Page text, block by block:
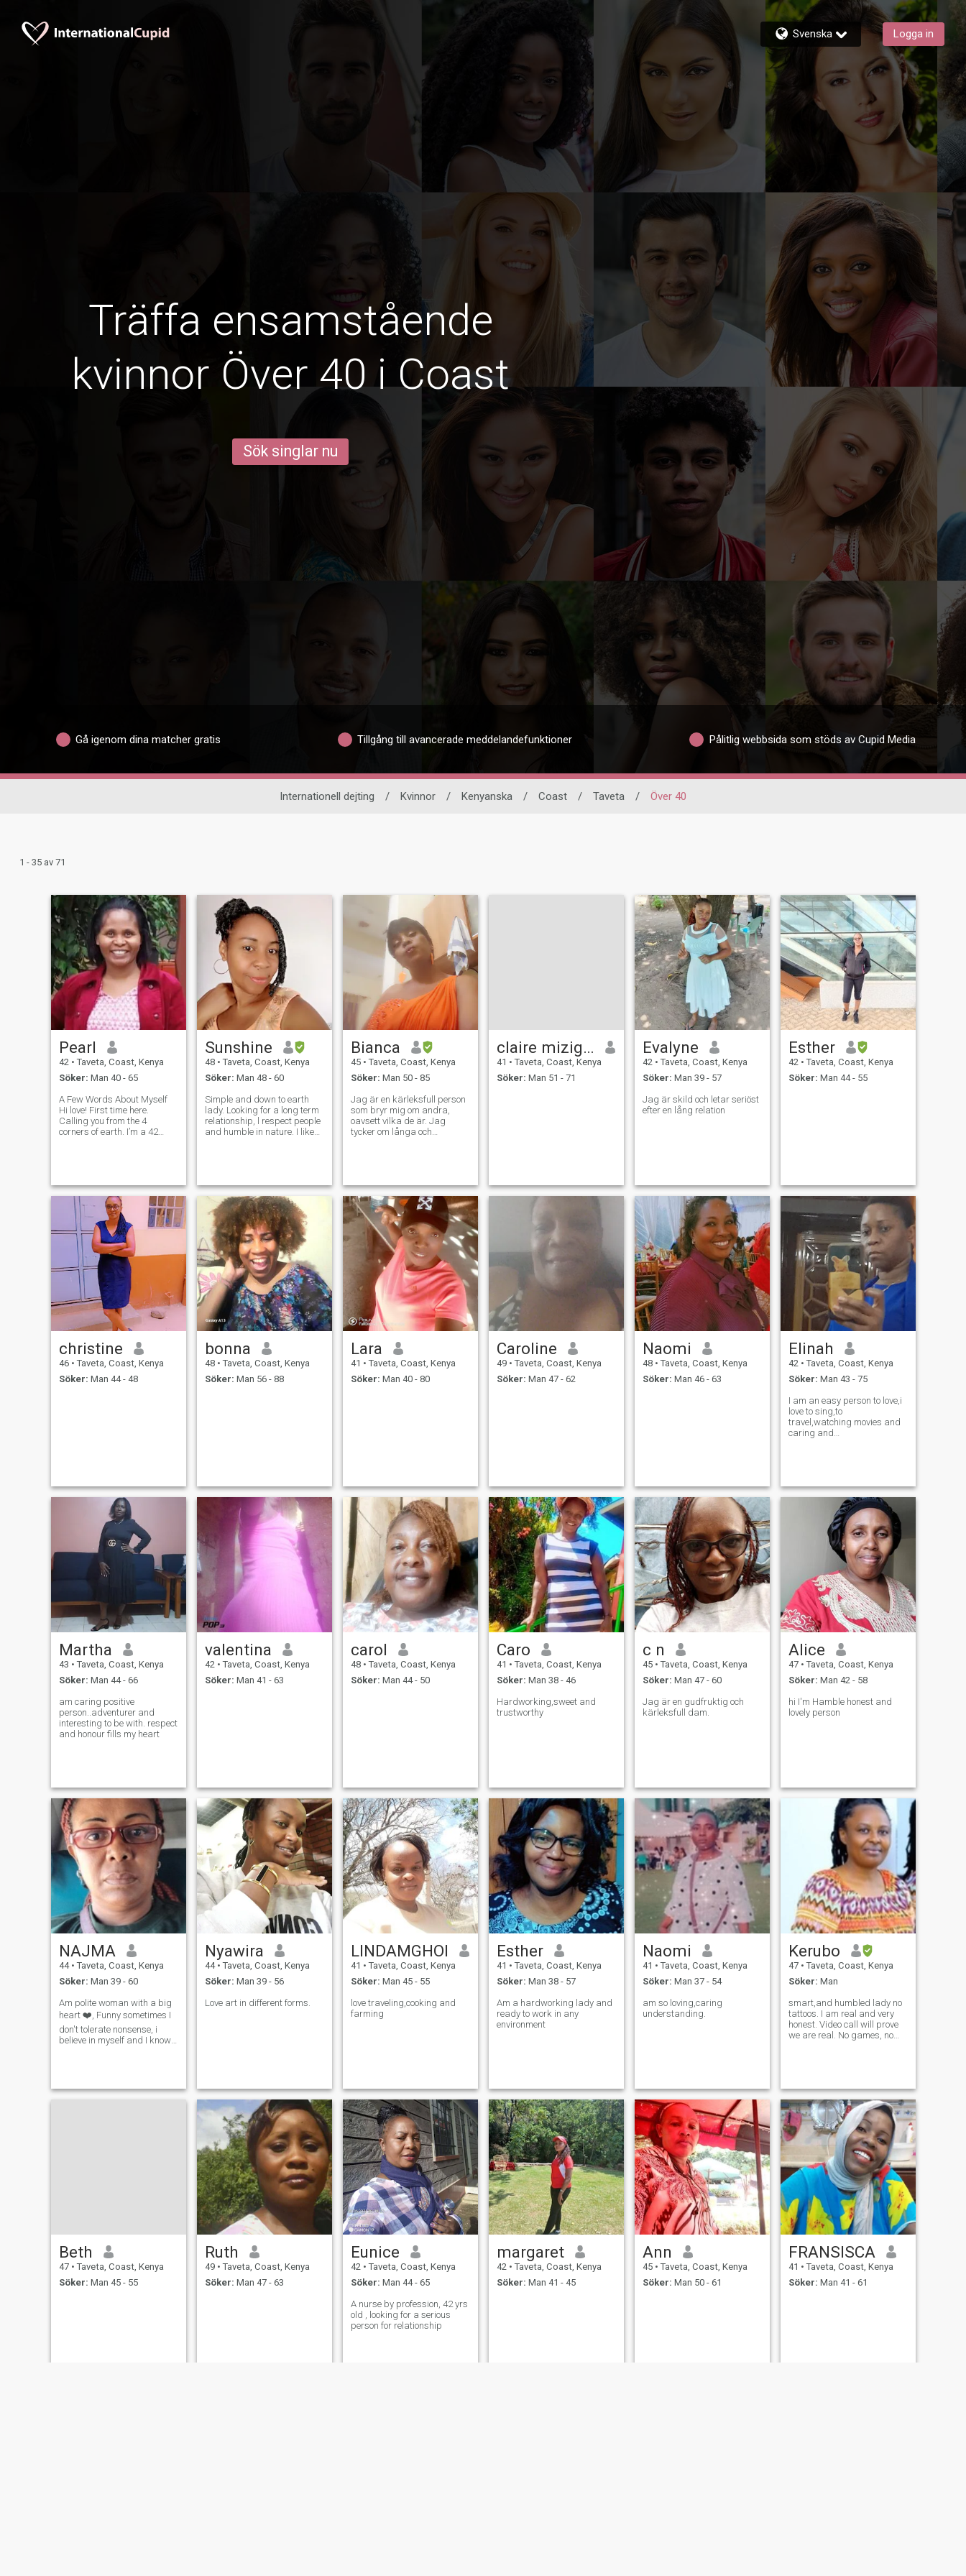
Svenska Logga in
Träffa ensamstående
kvinnor Över 40 i Coast
Sök singlar nu
Gå igenom dina matcher gratis Tillgång till avancerade meddelandefunktioner Pålitlig webbsida som stöds av Cupid Media
Internationell dejting / Kvinnor / Kenyanska / Coast / Taveta / Över 40
1 - 35 av 71
Pearl
42 • Taveta, Coast, Kenya
Söker: Man 40 - 65
A Few Words About Myself
Hi love! First time here.
Calling you from the 4
corners of earth. I’m a 42
taking it slow; warm hugs,
meaningful
Sunshine
48 • Taveta, Coast, Kenya
Söker: Man 48 - 60
Simple and down to earth
lady. Looking for a long term
relationship, l respect people
and humble in nature. I like
Talking about sex and
Bianca
45 • Taveta, Coast, Kenya
Söker: Man 50 - 85
Jag är en kärleksfull person
som bryr mig om andra,
oavsett vilka de är. Jag
tycker om långa och
för att hitta sann kärlek. Jag
har klarat mig bra som
ensamstående mamma och
uppfostrar mina barn, nu är
jag fri att dejta och hitta
någon att slå mig ner med
och vara lycklig. Jag har
mina egna planer för
framtiden, hur är det med
claire mizigiro
41 • Taveta, Coast, Kenya
Söker: Man 51 - 71
Evalyne
42 • Taveta, Coast, Kenya
Söker: Man 39 - 57
Jag är skild och letar seriöst
efter en lång relation
Esther
42 • Taveta, Coast, Kenya
Söker: Man 44 - 55
christine
46 • Taveta, Coast, Kenya
Söker: Man 44 - 48
bonna
48 • Taveta, Coast, Kenya
Söker: Man 56 - 88
Lara
41 • Taveta, Coast, Kenya
Söker: Man 40 - 80
Caroline
49 • Taveta, Coast, Kenya
Söker: Man 47 - 62
Naomi
48 • Taveta, Coast, Kenya
Söker: Man 46 - 63
Elinah
42 • Taveta, Coast, Kenya
Söker: Man 43 - 75
I am an easy person to love,i
love to sing,to
travel,watching movies and
caring and
Martha
43 • Taveta, Coast, Kenya
Söker: Man 44 - 66
am caring positive
person..adventurer and
interesting to be with. respect
and honour fills my heart
valentina
42 • Taveta, Coast, Kenya
Söker: Man 41 - 63
carol
48 • Taveta, Coast, Kenya
Söker: Man 44 - 50
Caro
41 • Taveta, Coast, Kenya
Söker: Man 38 - 46
Hardworking,sweet and
trustworthy
c n
45 • Taveta, Coast, Kenya
Söker: Man 47 - 60
Jag är en gudfruktig och
kärleksfull dam.
Alice
47 • Taveta, Coast, Kenya
Söker: Man 42 - 58
hi I'm Hamble honest and
lovely person
NAJMA
44 • Taveta, Coast, Kenya
Söker: Man 39 - 60
Am polite woman with a big
heart ❤️, Funny sometimes I
don't tolerate nonsense, i
believe in myself and I know
Nyawira
44 • Taveta, Coast, Kenya
Söker: Man 39 - 56
Love art in different forms.
LINDAMGHOI
41 • Taveta, Coast, Kenya
Söker: Man 45 - 55
love traveling,cooking and
farming
Esther
41 • Taveta, Coast, Kenya
Söker: Man 38 - 57
Am a hardworking lady and
ready to work in any
environment
Naomi
41 • Taveta, Coast, Kenya
Söker: Man 37 - 54
am so loving,caring
understanding.
Kerubo
47 • Taveta, Coast, Kenya
Söker: Man
smart,and humbled lady no
tattoos. I am real and very
honest. Video call will prove
we are real. No games, no
Beth
47 • Taveta, Coast, Kenya
Söker: Man 45 - 55
Ruth
49 • Taveta, Coast, Kenya
Söker: Man 47 - 63
Eunice
42 • Taveta, Coast, Kenya
Söker: Man 44 - 65
A nurse by profession, 42 yrs
old , looking for a serious
person for relationship
margaret
42 • Taveta, Coast, Kenya
Söker: Man 41 - 45
Ann
45 • Taveta, Coast, Kenya
Söker: Man 50 - 61
FRANSISCA
41 • Taveta, Coast, Kenya
Söker: Man 41 - 61